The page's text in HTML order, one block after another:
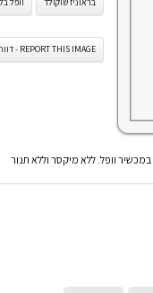
REPORT THIS IMAGE - דווח על תמונה זו
וופל. ללא מיקסר וללא תנור